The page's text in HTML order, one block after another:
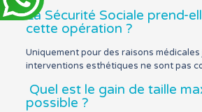
La Sécurité Sociale prend-
cette opération ?
Uniquement pour des raisons
interventions esthétiques ne sont pas
Quel est le gain de taille
possible ?